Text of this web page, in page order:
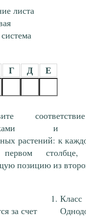
листа
Г Д Е
и
растений: к
столбце,
позицию из
за счет
Класс